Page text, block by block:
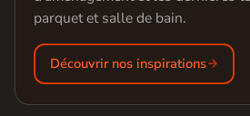
parquet et salle de bain.
Découvrir nos inspirations